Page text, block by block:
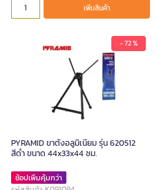
เพิ่มสินค้า
- 72 %
PYRAMID ขาตั้งอลูมิเนียม รุ่น 620512
สีดำ ขนาด 44x33x44 ซม.
ช้อปเพิ่มคุ้มกว่า